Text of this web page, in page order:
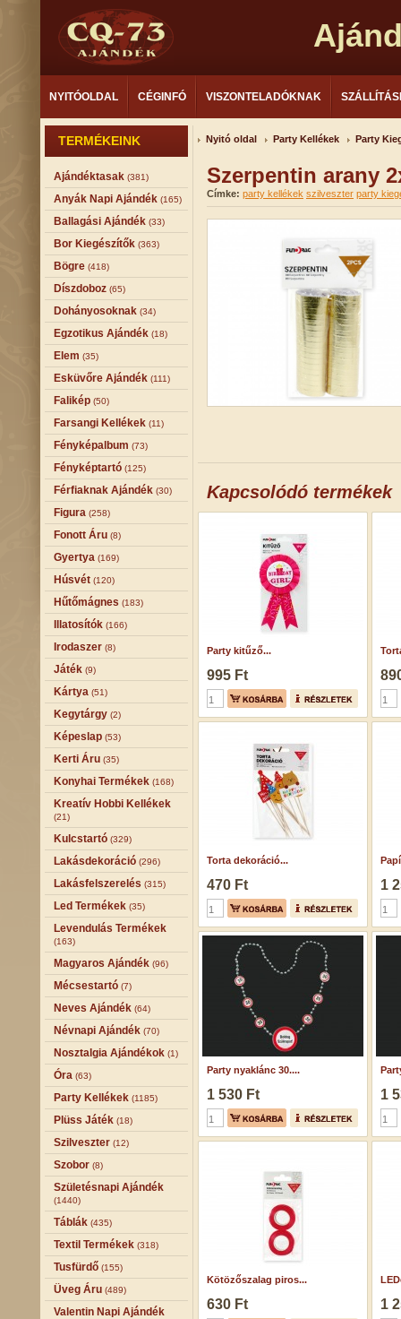
NYITÓOLDAL CÉGINFÓ VISZONTELADÓKNAK
TERMÉKEINK
Ajándéktasak (381)
Anyák Napi Ajándék (165)
Ballagási Ajándék (33)
Bor Kiegészítők (363)
Bögre (418)
Díszdoboz (65)
Dohányosoknak (34)
Egzotikus Ajándék (18)
Elem (35)
Esküvőre Ajándék (111)
Falikép (50)
Farsangi Kellékek (11)
Fényképalbum (73)
Fényképtartó (125)
Férfiaknak Ajándék (30)
Figura (258)
Fonott Áru (8)
Gyertya (169)
Húsvét (120)
Hűtőmágnes (183)
Illatosítók (166)
Irodaszer (8)
Játék (9)
Kártya (51)
Kegytárgy (2)
Képeslap (53)
Kerti Áru (35)
Konyhai Termékek (168)
Kreatív Hobbi Kellékek
(21)
Kulcstartó (329)
Lakásdekoráció (296)
Lakásfelszerelés (315)
Led Termékek (35)
Levendulás Termékek
(163)
Magyaros Ajándék (96)
Mécsestartó (7)
Neves Ajándék (64)
Névnapi Ajándék (70)
Nosztalgia Ajándékok (1)
Óra (63)
Party Kellékek (1185)
Plüss Játék (18)
Szilveszter (12)
Szobor (8)
Születésnapi Ajándék
(1440)
Táblák (435)
Textil Termékek (318)
Tusfürdő (155)
Üveg Áru (489)
Valentin Napi Ajándék
Nyitó oldal Party Kellékek Party
Szerpentin arany
Címke: party kellékek szilveszter party
Kapcsolódó termékek
Party kitűző...
995 Ft
Torta dekoráció...
470 Ft 1
Party nyaklánc 30....
1 530 Ft 1
Kötözőszalag piros...
630 Ft 1